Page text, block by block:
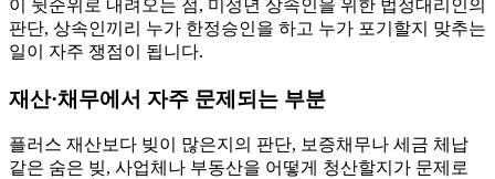
이 뒷순위로 내려오는 점, 미성년 상속인을 위한 법정대리인의
판단, 상속인끼리 누가 한정승인을 하고 누가 포기할지 맞추는
일이 자주 쟁점이 됩니다.
재산·채무에서 자주 문제되는 부분
플러스 재산보다 빚이 많은지의 판단, 보증채무나 세금 체납
같은 숨은 빚, 사업체나 부동산을 어떻게 청산할지가 문제로